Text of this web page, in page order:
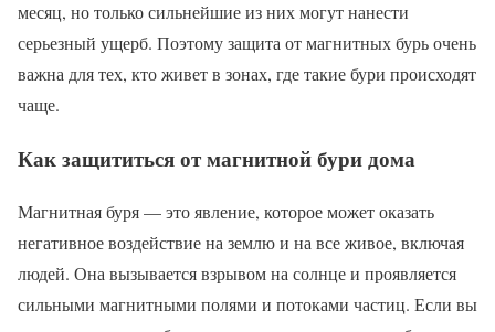
месяц, но только сильнейшие из них могут нанести
серьезный ущерб. Поэтому защита от магнитных бурь очень
важна для тех, кто живет в зонах, где такие бури происходят
чаще.
Как защититься от магнитной бури дома
Магнитная буря — это явление, которое может оказать
негативное воздействие на землю и на все живое, включая
людей. Она вызывается взрывом на солнце и проявляется
сильными магнитными полями и потоками частиц. Если вы